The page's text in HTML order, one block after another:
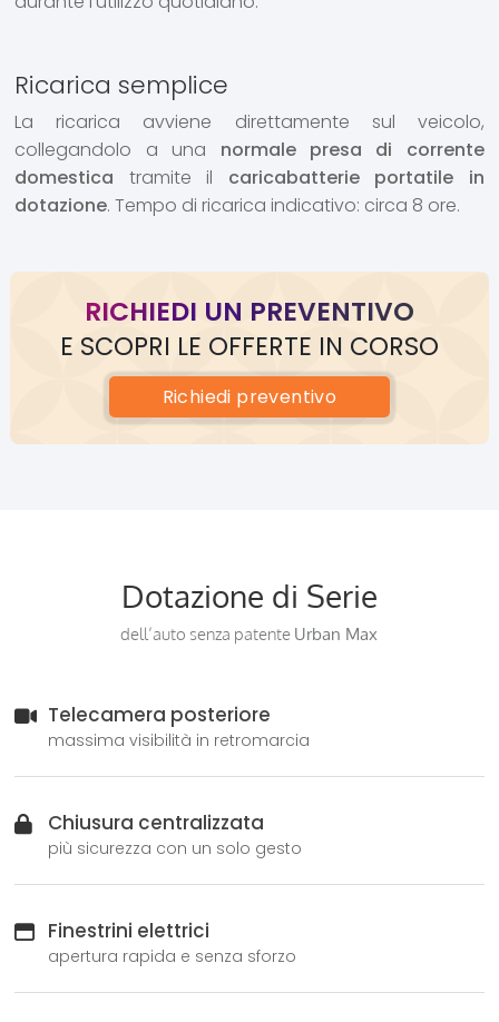
Ricarica semplice
La ricarica avviene direttamente sul veicolo,
collegandolo a una normale presa di corrente
domestica tramite il caricabatterie portatile in
dotazione. Tempo di ricarica indicativo: circa 8 ore.
RICHIEDI UN PREVENTIVO
E SCOPRI LE OFFERTE IN CORSO
Richiedi preventivo
Dotazione di Serie
dell’auto senza patente Urban Max
Telecamera posteriore
massima visibilità in retromarcia
Chiusura centralizzata
più sicurezza con un solo gesto
Finestrini elettrici
apertura rapida e senza sforzo